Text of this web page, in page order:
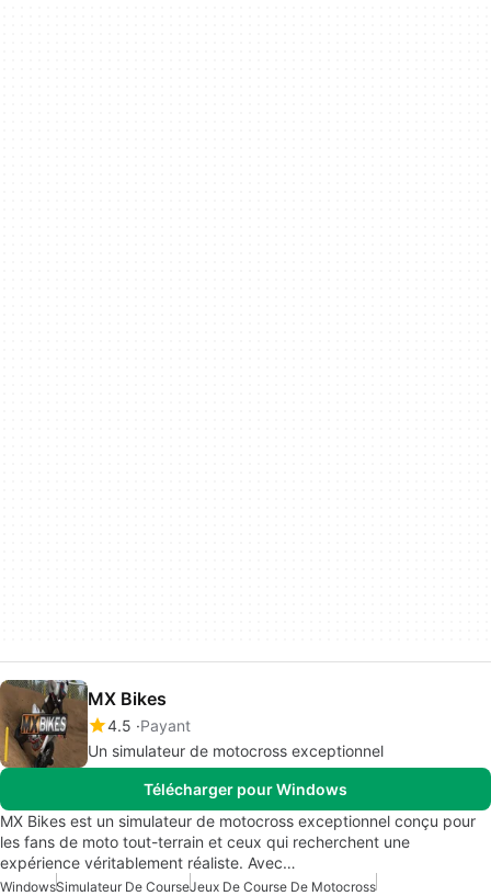
MX Bikes
4.5 Payant
Un simulateur de motocross exceptionnel
Télécharger pour Windows
MX Bikes est un simulateur de motocross exceptionnel conçu pour
les fans de moto tout-terrain et ceux qui recherchent une
expérience véritablement réaliste. Avec…
WindowsSimulateur De CourseJeux De Course De Motocross